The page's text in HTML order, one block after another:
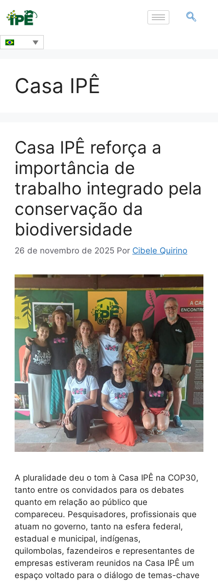
Casa IPÊ
Casa IPÊ reforça a
importância de
trabalho integrado pela
conservação da
biodiversidade
26 de novembro de 2025 Por Cibele Quirino
A pluralidade deu o tom à Casa IPÊ na COP30,
tanto entre os convidados para os debates
quanto em relação ao público que
compareceu. Pesquisadores, profissionais que
atuam no governo, tanto na esfera federal,
estadual e municipal, indígenas,
quilombolas, fazendeiros e representantes de
empresas estiveram reunidos na Casa IPÊ um
espaço voltado para o diálogo de temas-chave